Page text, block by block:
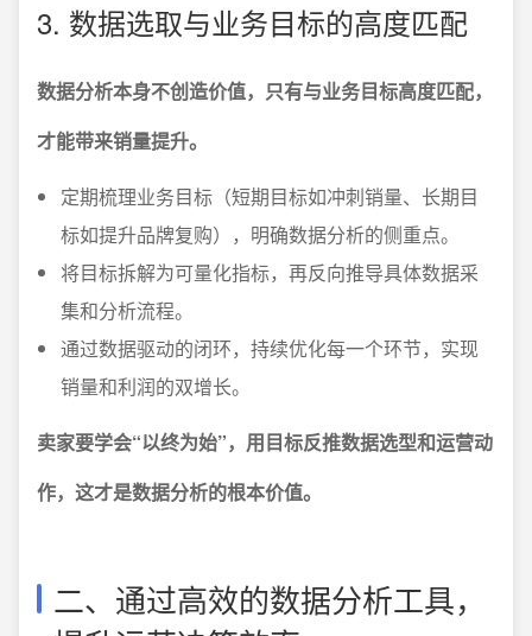
3. 数据选取与业务目标的高度匹配
数据分析本身不创造价值，只有与业务目标高度匹配，
才能带来销量提升。
定期梳理业务目标（短期目标如冲刺销量、长期目
标如提升品牌复购），明确数据分析的侧重点。
将目标拆解为可量化指标，再反向推导具体数据采
集和分析流程。
通过数据驱动的闭环，持续优化每一个环节，实现
销量和利润的双增长。
卖家要学会“以终为始”，用目标反推数据选型和运营动
作，这才是数据分析的根本价值。
二、通过高效的数据分析工具，